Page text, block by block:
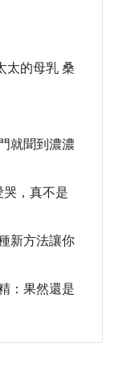
太的母乳 桑
就聞到濃濃
，真不是
新方法讓你
：果然還是